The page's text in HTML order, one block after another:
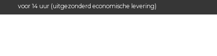
voor 14 uur (uitgezonderd economische levering)